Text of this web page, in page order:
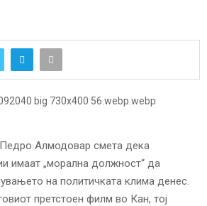
Алмодовар смета дека
имаат „морална должност“ да
на политичката клима денес.
претстоен филм во Кан, тој